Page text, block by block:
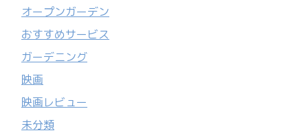
オープンガーデン
おすすめサービス
ガーデニング
映画
映画レビュー
未分類